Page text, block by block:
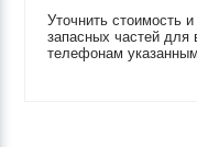
Уточнить стоимость
запасных частей
телефонам